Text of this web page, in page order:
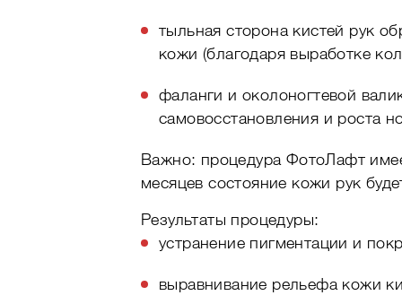
тыльная сторона кистей рук
кожи (благодаря выработке
фаланги и околоногтевой
самовосстановления и роста
Важно: процедура ФотоЛафт
месяцев состояние кожи рук
Результаты процедуры:
устранение пигментации и
выравнивание рельефа кожи